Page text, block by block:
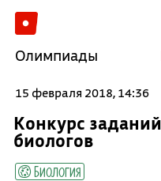
Олимпиады
15 февраля 2018, 14:36
Конкурс
биологов
Биология